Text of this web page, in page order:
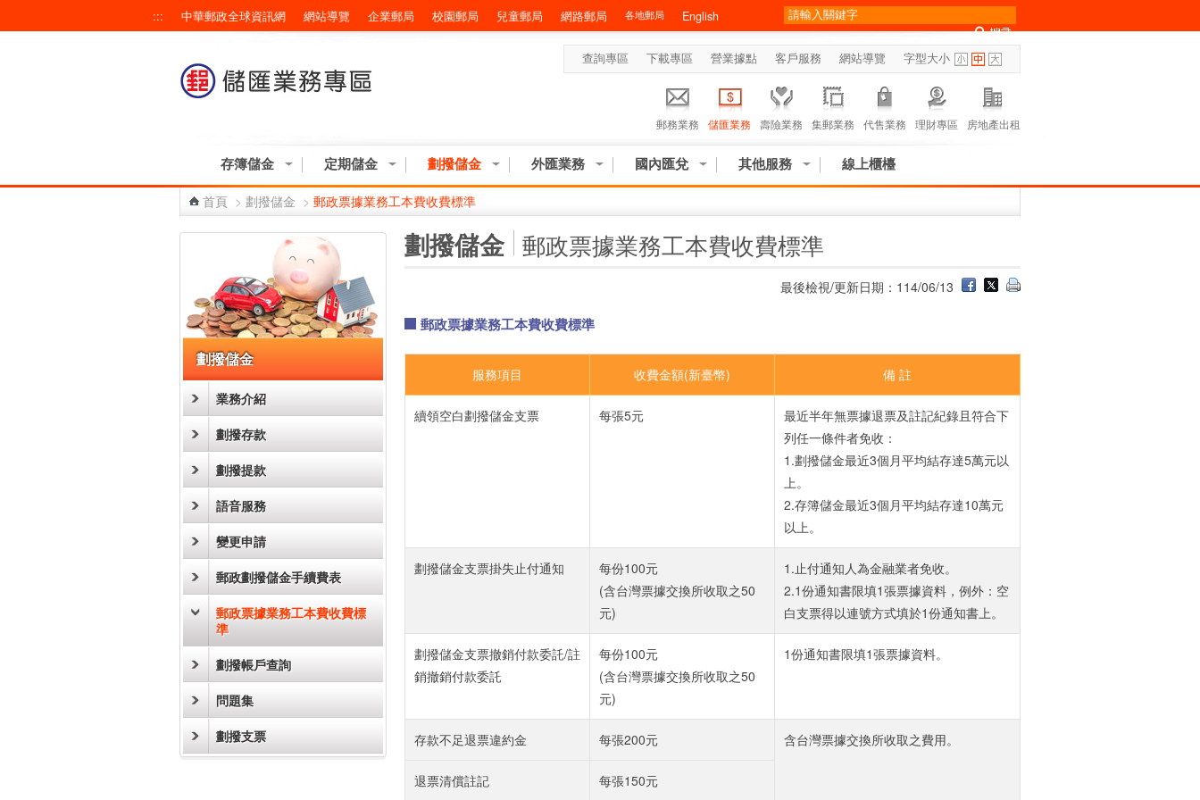
::: 中華郵政全球資訊網 網站導覽 企業郵局 校園郵局 兒童郵局 網路郵局 各地郵局 English
查詢專區 下載專區 營業據點 客戶服務 網站導覽 字型大小
郵務業務 儲匯業務 壽險業務 集郵業務 代售業務 理財專區 房地產出租
存簿儲金 定期儲金 劃撥儲金 外匯業務 國內匯兌 其他服務 線上櫃檯
首頁 > 劃撥儲金 > 郵政票據業務工本費收費標準
劃撥儲金
業務介紹
劃撥存款
劃撥提款
語音服務
變更申請
郵政劃撥儲金手續費表
郵政票據業務工本費收費標
準
劃撥帳戶查詢
問題集
劃撥支票
劃撥儲金 郵政票據業務工本費收費標準
最後檢視/更新日期：114/06/13
郵政票據業務工本費收費標準
服務項目 收費金額(新臺幣) 備 註
續領空白劃撥儲金支票 每張5元
最近半年無票據退票及註記紀錄且符合下
列任一條件者免收：
1.劃撥儲金最近3個月平均結存達5萬元以
上。
2.存簿儲金最近3個月平均結存達10萬元
以上。
劃撥儲金支票掛失止付通知
每份100元
(含台灣票據交換所收取之50
元)
1.止付通知人為金融業者免收。
2.1份通知書限填1張票據資料，例外：空
白支票得以連號方式填於1份通知書上。
劃撥儲金支票撤銷付款委託/註
銷撤銷付款委託
每份100元
(含台灣票據交換所收取之50
元)
1份通知書限填1張票據資料。
存款不足退票違約金 每張200元 含台灣票據交換所收取之費用。
退票清償註記 每張150元